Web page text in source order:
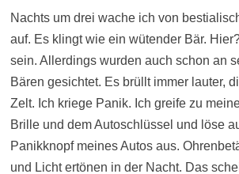
Nachts um drei wache ich von
auf. Es klingt wie ein wütender Bär.
sein. Allerdings wurden auch schon an
Bären gesichtet. Es brüllt immer lauter,
Zelt. Ich kriege Panik. Ich greife zu
Brille und dem Autoschlüssel und löse
Panikknopf meines Autos aus.
und Licht ertönen in der Nacht. Das